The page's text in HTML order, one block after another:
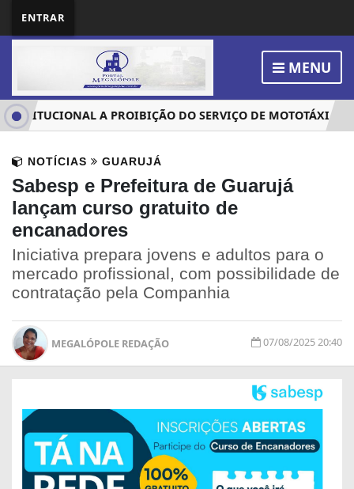
ENTRAR
MENU
A PROIBIÇÃO DO SERVIÇO DE MOTOTÁXI EM
NOTÍCIAS GUARUJÁ
Sabesp e Prefeitura de Guarujá
lançam curso gratuito de
encanadores
Iniciativa prepara jovens e adultos para o
mercado profissional, com possibilidade de
contratação pela Companhia
MEGALÓPOLE REDAÇÃO 07/08/2025 20:40